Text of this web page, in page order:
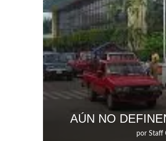
AÚN NO
porStaff